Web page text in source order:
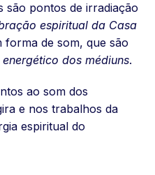
são pontos de irradiação
espiritual da Casa
forma de som, que são
dos médiuns.
ao som dos
e nos trabalhos da
espiritual do